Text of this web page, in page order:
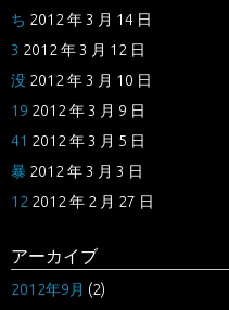
ち 2012 年 3 月 14 日
3 2012 年 3 月 12 日
没 2012 年 3 月 10 日
19 2012 年 3 月 9 日
41 2012 年 3 月 5 日
暴 2012 年 3 月 3 日
12 2012 年 2 月 27 日
アーカイブ
2012年9月 (2)